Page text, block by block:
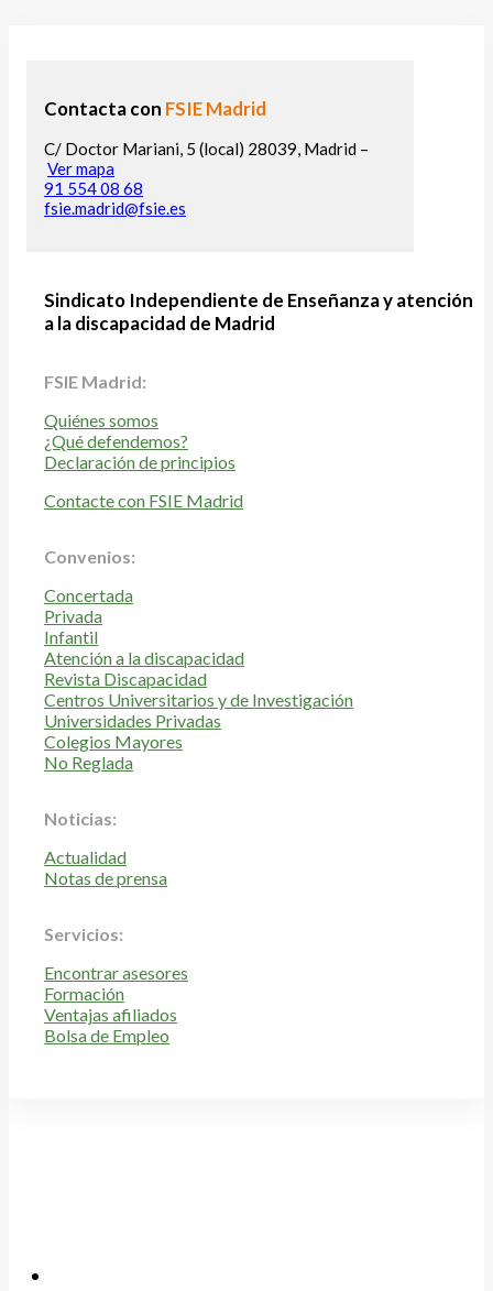
Contacta con FSIE Madrid
C/ Doctor Mariani, 5 (local) 28039, Madrid –
Ver mapa
91 554 08 68
fsie.madrid@fsie.es
Sindicato Independiente de Enseñanza y atención
a la discapacidad de Madrid
FSIE Madrid:
Quiénes somos
¿Qué defendemos?
Declaración de principios
Contacte con FSIE Madrid
Convenios:
Concertada
Privada
Infantil
Atención a la discapacidad
Revista Discapacidad
Centros Universitarios y de Investigación
Universidades Privadas
Colegios Mayores
No Reglada
Noticias:
Actualidad
Notas de prensa
Servicios:
Encontrar asesores
Formación
Ventajas afiliados
Bolsa de Empleo